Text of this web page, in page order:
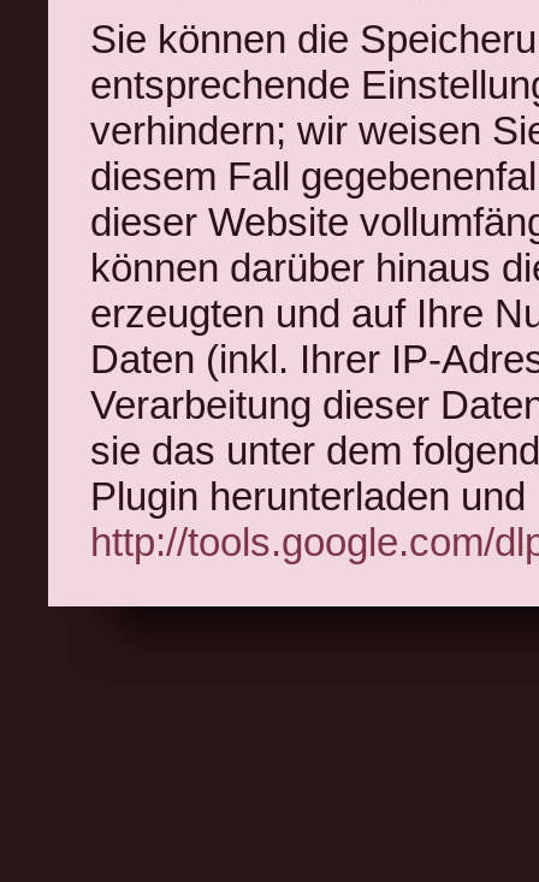
Sie können die
entsprechende
verhindern; wir weisen
diesem Fall
dieser Website
können darüber hinaus
erzeugten und auf Ihre
Daten (inkl. Ihrer IP-
Verarbeitung dieser
sie das unter dem
Plugin herunterladen
http://tools.google.com/